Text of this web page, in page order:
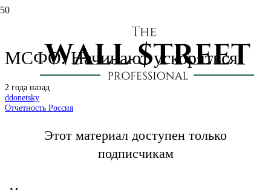
Астра: отчет за 2 кв. 2024 по
МСФО. Начинают ускоряться!
2 года назад
ddonetsky
Отчетность Россия
Этот материал доступен только
подписчикам